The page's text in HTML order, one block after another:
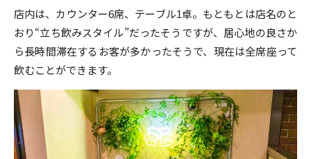
店内は、カウンター6席、テーブル1卓。もともとは店名のと
おり“立ち飲みスタイル”だったそうですが、居心地の良さか
ら長時間滞在するお客が多かったそうで、現在は全席座って
飲むことができます。